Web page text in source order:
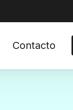
Contacto